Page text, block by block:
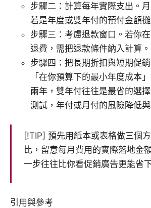
步驟二：計算每年實際支出。
若是年度或雙年付的預付金額攤
步驟三：考慮退款窗口。若你
退費，需把退款條件納入計算。
步驟四：把長期折扣與短期促
「在你預算下的最小年度成本
兩年，雙年付往往是最省的選
測試，年付或月付的風險降低
[!TIP] 預先用紙本或表格做三個
比，留意每月費用的實際落地金
一步往往比你看促銷廣告更能省
引用與參考